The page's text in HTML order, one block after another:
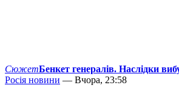
СюжетБенкет генералів. Наслідки
Росія новини — Вчора, 23:58